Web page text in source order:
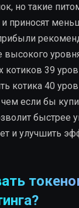
но такие
и приносят
высокого
котиков 39
котика 40
если бы
быстрее
и улучшить